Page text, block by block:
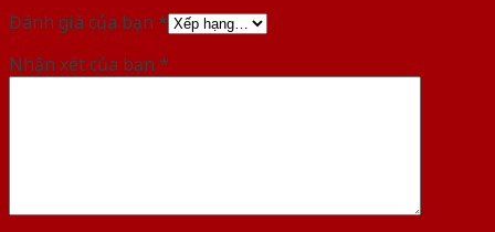
Đánh giá của bạn *
Nhận xét của bạn *